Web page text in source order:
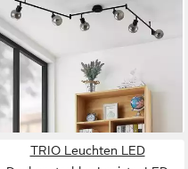
Schwarz warmweiß IP20, 6 x
4 W LED, warmweiß
99,90 € UVP
-38%
lieferbar - in 4-5 Werktagen bei dir
TRIO Leuchten LED